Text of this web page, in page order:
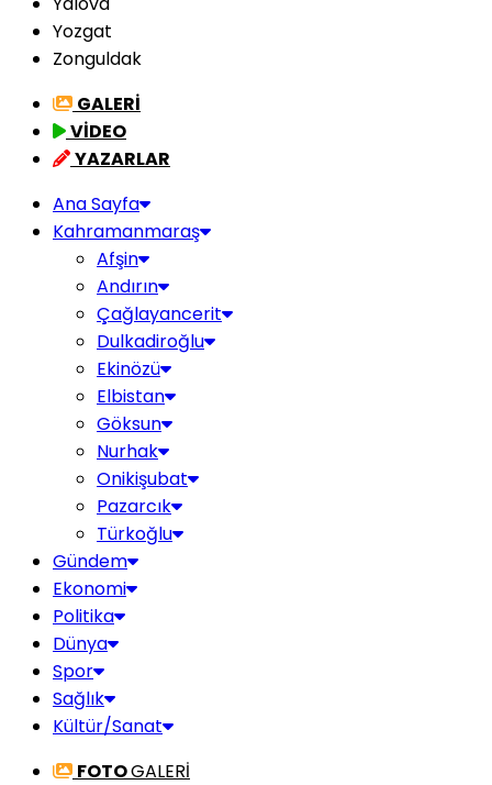
Yozgat
Zonguldak
GALERİ
VİDEO
YAZARLAR
Ana Sayfa
Kahramanmaraş
Afşin
Andırın
Çağlayancerit
Dulkadiroğlu
Ekinözü
Elbistan
Göksun
Nurhak
Onikişubat
Pazarcık
Türkoğlu
Gündem
Ekonomi
Politika
Dünya
Spor
Sağlık
Kültür/Sanat
FOTOGALERİ